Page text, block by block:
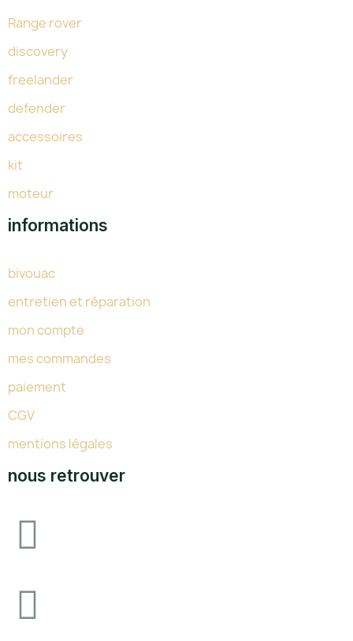
Range rover
discovery
freelander
defender
accessoires
kit
moteur
informations
bivouac
entretien et réparation
mon compte
mes commandes
paiement
CGV
mentions légales
nous retrouver